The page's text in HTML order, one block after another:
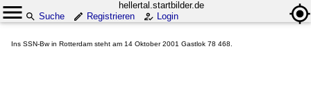
hellertal.startbilder.de
Suche
Registrieren Login
Ins SSN-Bw in Rotterdam steht am 14 Oktober 2001 Gastlok 78 468.